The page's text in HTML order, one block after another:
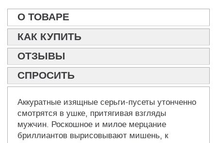
О ТОВАРЕ
КАК КУПИТЬ
ОТЗЫВЫ
СПРОСИТЬ
Аккуратные изящные серьги-пусеты утонченно
смотрятся в ушке, притягивая взгляды
мужчин. Роскошное и милое мерцание
бриллиантов вырисовывают мишень, к